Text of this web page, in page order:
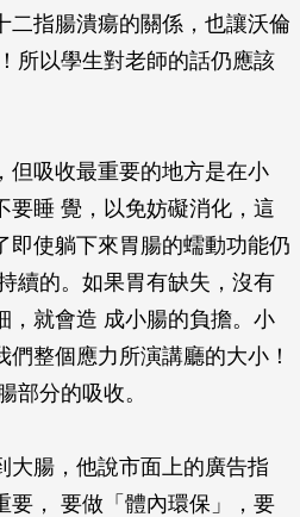
二指腸潰瘍的關係，也讓沃倫
所以學生對老師的話仍應該
但吸收最重要的地方是在小
要睡 覺，以免妨礙消化，這
即使躺下來胃腸的蠕動功能仍
續的。如果胃有缺失，沒有
，就會造 成小腸的負擔。小
整個應力所演講廳的大小！
部分的吸收。
大腸，他說市面上的廣告指
要， 要做「體內環保」，要